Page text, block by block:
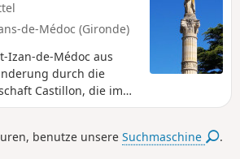
de-Médoc (Gironde)
Izan-de-Médoc aus
durch die
Castillon, die im
und das Exklusivrecht
Wanderung
benutze unsereSuchmaschine .